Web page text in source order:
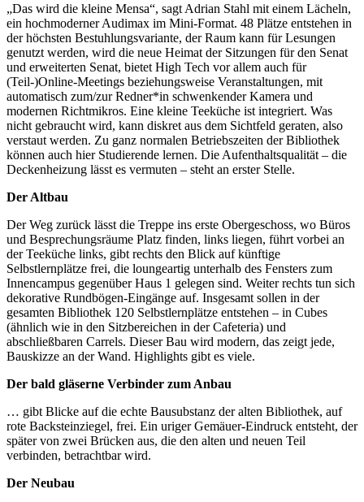
„Das wird die kleine Mensa“, sagt Adrian Stahl mit einem Lächeln,
ein hochmoderner Audimax im Mini-Format. 48 Plätze entstehen in
der höchsten Bestuhlungsvariante, der Raum kann für Lesungen
genutzt werden, wird die neue Heimat der Sitzungen für den Senat
und erweiterten Senat, bietet High Tech vor allem auch für
(Teil-)Online-Meetings beziehungsweise Veranstaltungen, mit
automatisch zum/zur Redner*in schwenkender Kamera und
modernen Richtmikros. Eine kleine Teeküche ist integriert. Was
nicht gebraucht wird, kann diskret aus dem Sichtfeld geraten, also
verstaut werden. Zu ganz normalen Betriebszeiten der Bibliothek
können auch hier Studierende lernen. Die Aufenthaltsqualität – die
Deckenheizung lässt es vermuten – steht an erster Stelle.
Der Altbau
Der Weg zurück lässt die Treppe ins erste Obergeschoss, wo Büros
und Besprechungsräume Platz finden, links liegen, führt vorbei an
der Teeküche links, gibt rechts den Blick auf künftige
Selbstlernplätze frei, die loungeartig unterhalb des Fensters zum
Innencampus gegenüber Haus 1 gelegen sind. Weiter rechts tun sich
dekorative Rundbögen-Eingänge auf. Insgesamt sollen in der
gesamten Bibliothek 120 Selbstlernplätze entstehen – in Cubes
(ähnlich wie in den Sitzbereichen in der Cafeteria) und
abschließbaren Carrels. Dieser Bau wird modern, das zeigt jede,
Bauskizze an der Wand. Highlights gibt es viele.
Der bald gläserne Verbinder zum Anbau
… gibt Blicke auf die echte Bausubstanz der alten Bibliothek, auf
rote Backsteinziegel, frei. Ein uriger Gemäuer-Eindruck entsteht, der
später von zwei Brücken aus, die den alten und neuen Teil
verbinden, betrachtbar wird.
Der Neubau